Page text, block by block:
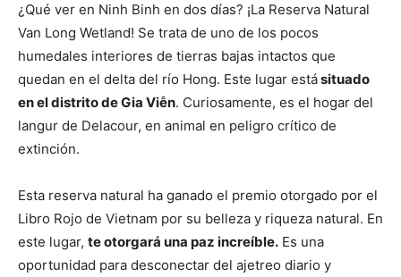
¿Qué ver en Ninh Binh en dos días? ¡La Reserva Natural
Van Long Wetland! Se trata de uno de los pocos
humedales interiores de tierras bajas intactos que
quedan en el delta del río Hong. Este lugar estásituado
en el distrito de Gia Viễn. Curiosamente, es el hogar del
langur de Delacour, en animal en peligro crítico de
extinción.
Esta reserva natural ha ganado el premio otorgado por el
Libro Rojo de Vietnam por su belleza y riqueza natural. En
este lugar, te otorgará una paz increíble. Es una
oportunidad para desconectar del ajetreo diario y